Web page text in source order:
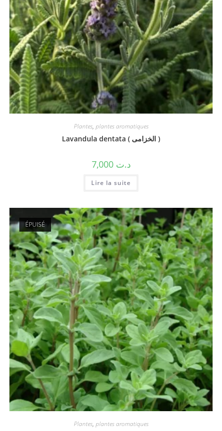
Plantes, plantes aromatiques
Lavandula dentata ( الخزامى )
د.ت 7,000
Lire la suite
ÉPUISÉ
Plantes, plantes aromatiques